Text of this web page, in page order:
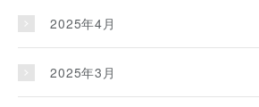
2025年4月
2025年3月